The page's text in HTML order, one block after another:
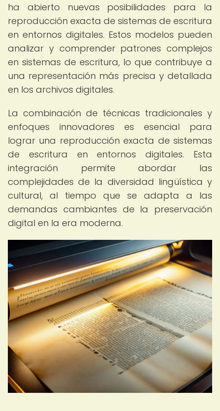
ha abierto nuevas posibilidades para la
reproducción exacta de sistemas de escritura
en entornos digitales. Estos modelos pueden
analizar y comprender patrones complejos
en sistemas de escritura, lo que contribuye a
una representación más precisa y detallada
en los archivos digitales.
La combinación de técnicas tradicionales y
enfoques innovadores es esencial para
lograr una reproducción exacta de sistemas
de escritura en entornos digitales. Esta
integración permite abordar las
complejidades de la diversidad lingüística y
cultural, al tiempo que se adapta a las
demandas cambiantes de la preservación
digital en la era moderna.